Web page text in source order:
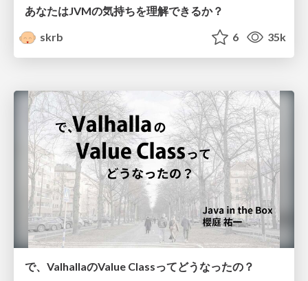
あなたはJVMの気持ちを理解できるか？
skrb
6 35k
で、ValhallaのValue Classってどうなったの？